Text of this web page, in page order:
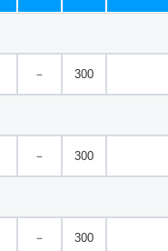
－ 300
－ 300
－ 300